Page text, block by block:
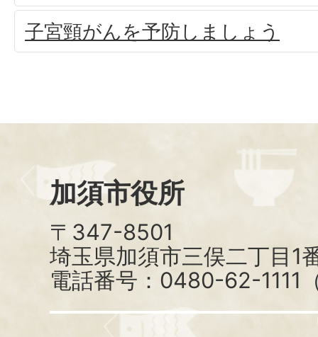
子宮頸がんを予防しましょう
加須市役所
〒347-8501
埼玉県加須市三俣二丁目1
電話番号：0480-62-1111